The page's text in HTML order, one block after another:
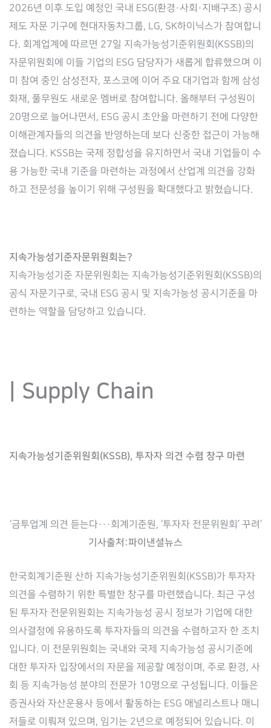
2026년 이후 도입 예정인 국내 ESG(환경·사회·지배구조) 공시
제도 자문 기구에 현대자동차그룹, LG, SK하이닉스가 참여합니
다. 회계업계에 따르면 27일 지속가능성기준위원회(KSSB)의
자문위원회에 이들 기업의 ESG 담당자가 새롭게 합류했으며 이
미 참여 중인 삼성전자, 포스코에 이어 주요 대기업과 함께 삼성
화재, 풀무원도 새로운 멤버로 참여합니다. 올해부터 구성원이
20명으로 늘어나면서, ESG 공시 초안을 마련하기 전에 다양한
이해관계자들의 의견을 반영하는데 보다 신중한 접근이 가능해
졌습니다. KSSB는 국제 정합성을 유지하면서 국내 기업들이 수
용 가능한 국내 기준을 마련하는 과정에서 산업계 의견을 강화
하고 전문성을 높이기 위해 구성원을 확대했다고 밝혔습니다.
지속가능성기준자문위원회는?
지속가능성기준 자문위원회는 지속가능성기준위원회(KSSB)의
공식 자문기구로, 국내 ESG 공시 및 지속가능성 공시기준을 마
련하는 역할을 담당하고 있습니다.
| Supply Chain
지속가능성기준위원회(KSSB), 투자자 의견 수렴 창구 마련
‘금투업계 의견 듣는다···회계기준원, ‘투자자 전문위원회’ 꾸려’
기사출처:파이낸셜뉴스
한국회계기준원 산하 지속가능성기준위원회(KSSB)가 투자자
의견을 수렴하기 위한 특별한 창구를 마련했습니다. 최근 구성
된 투자자 전문위원회는 지속가능성 공시 정보가 기업에 대한
의사결정에 유용하도록 투자자들의 의견을 수렴하고자 한 조치
입니다. 이 전문위원회는 국내와 국제 지속가능성 공시기준에
대한 투자자 입장에서의 자문을 제공할 예정이며, 주로 환경, 사
회 등 지속가능성 분야의 전문가 10명으로 구성됩니다. 이들은
증권사와 자산운용사 등에서 활동하는 ESG 애널리스트나 매니
저들로 이뤄져 있으며, 임기는 2년으로 예정되어 있습니다. 이